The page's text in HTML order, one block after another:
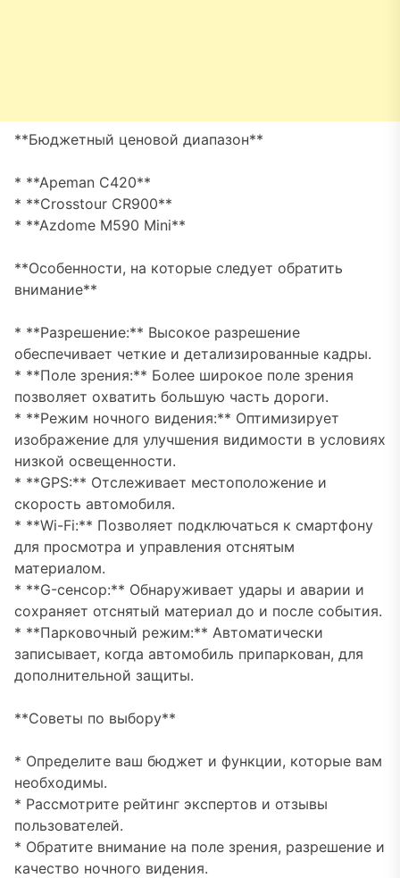
**Бюджетный ценовой диапазон**
* **Apeman C420**
* **Crosstour CR900**
* **Azdome M590 Mini**
**Особенности, на которые следует обратить
внимание**
* **Разрешение:** Высокое разрешение
обеспечивает четкие и детализированные кадры.
* **Поле зрения:** Более широкое поле зрения
позволяет охватить большую часть дороги.
* **Режим ночного видения:** Оптимизирует
изображение для улучшения видимости в условиях
низкой освещенности.
* **GPS:** Отслеживает местоположение и
скорость автомобиля.
* **Wi-Fi:** Позволяет подключаться к смартфону
для просмотра и управления отснятым
материалом.
* **G-сенсор:** Обнаруживает удары и аварии и
сохраняет отснятый материал до и после события.
* **Парковочный режим:** Автоматически
записывает, когда автомобиль припаркован, для
дополнительной защиты.
**Советы по выбору**
* Определите ваш бюджет и функции, которые вам
необходимы.
* Рассмотрите рейтинг экспертов и отзывы
пользователей.
* Обратите внимание на поле зрения, разрешение и
качество ночного видения.